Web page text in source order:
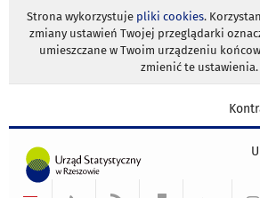
Strona wykorzystuje pliki cookies.
zmiany ustawień Twojej przeglądarki
umieszczane w Twoim urządzeniu
zmienić te ustawienia.